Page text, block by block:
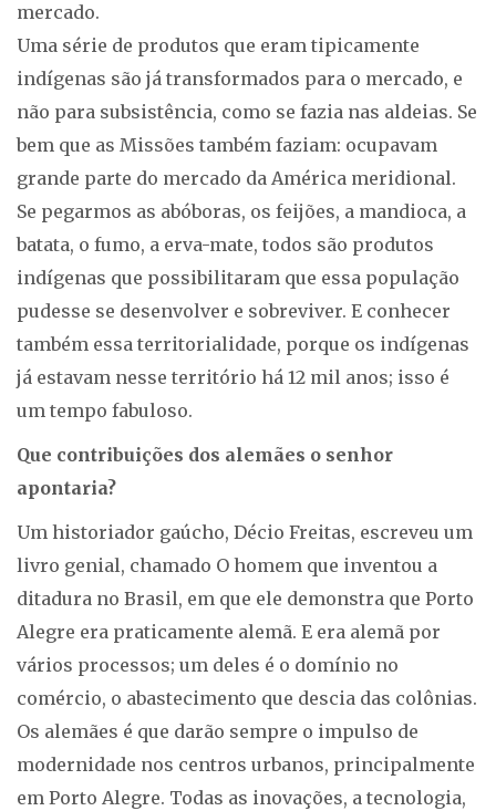
mercado.
Uma série de produtos que eram tipicamente
indígenas são já transformados para o mercado, e
não para subsistência, como se fazia nas aldeias. Se
bem que as Missões também faziam: ocupavam
grande parte do mercado da América meridional.
Se pegarmos as abóboras, os feijões, a mandioca, a
batata, o fumo, a erva-mate, todos são produtos
indígenas que possibilitaram que essa população
pudesse se desenvolver e sobreviver. E conhecer
também essa territorialidade, porque os indígenas
já estavam nesse território há 12 mil anos; isso é
um tempo fabuloso.
Que contribuições dos alemães o senhor
apontaria?
Um historiador gaúcho, Décio Freitas, escreveu um
livro genial, chamado O homem que inventou a
ditadura no Brasil, em que ele demonstra que Porto
Alegre era praticamente alemã. E era alemã por
vários processos; um deles é o domínio no
comércio, o abastecimento que descia das colônias.
Os alemães é que darão sempre o impulso de
modernidade nos centros urbanos, principalmente
em Porto Alegre. Todas as inovações, a tecnologia,